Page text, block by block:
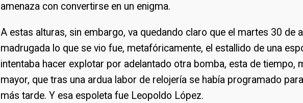
amenaza con convertirse en un enigma.
A estas alturas, sin embargo, va quedando claro que el martes 30 de
madrugada lo que se vio fue, metafóricamente, el estallido de una
intentaba hacer explotar por adelantado otra bomba, esta de tiempo,
mayor, que tras una ardua labor de relojería se había programado
más tarde. Y esa espoleta fue Leopoldo López.